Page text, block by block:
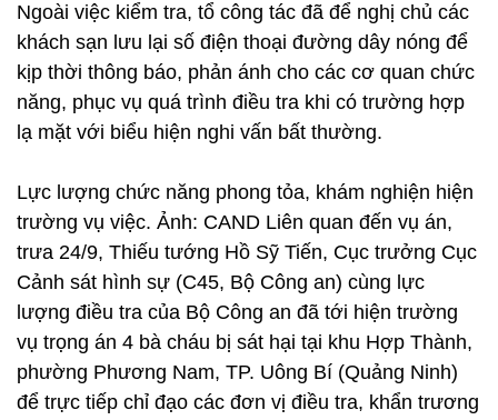
Ngoài việc kiểm tra, tổ công tác đã để nghị chủ các
khách sạn lưu lại số điện thoại đường dây nóng để
kịp thời thông báo, phản ánh cho các cơ quan chức
năng, phục vụ quá trình điều tra khi có trường hợp
lạ mặt với biểu hiện nghi vấn bất thường.
Lực lượng chức năng phong tỏa, khám nghiện hiện
trường vụ việc. Ảnh: CAND Liên quan đến vụ án,
trưa 24/9, Thiếu tướng Hồ Sỹ Tiến, Cục trưởng Cục
Cảnh sát hình sự (C45, Bộ Công an) cùng lực
lượng điều tra của Bộ Công an đã tới hiện trường
vụ trọng án 4 bà cháu bị sát hại tại khu Hợp Thành,
phường Phương Nam, TP. Uông Bí (Quảng Ninh)
để trực tiếp chỉ đạo các đơn vị điều tra, khẩn trương